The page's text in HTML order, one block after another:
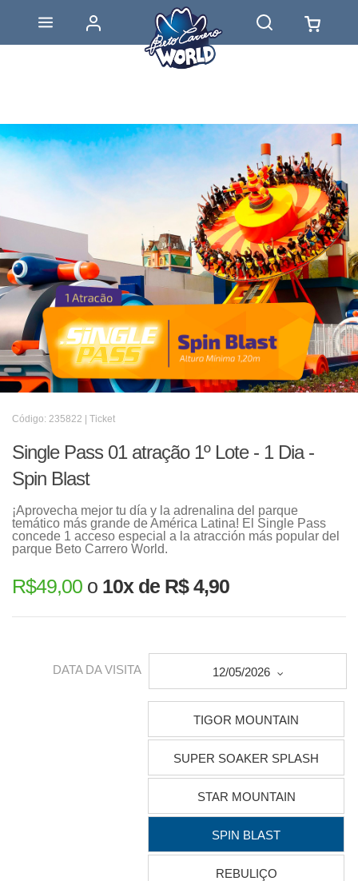
Código: 235822 | Ticket
Single Pass 01 atração 1º Lote - 1 Dia -
Spin Blast
¡Aprovecha mejor tu día y la adrenalina del parque
temático más grande de América Latina! El Single Pass
concede 1 acceso especial a la atracción más popular del
parque Beto Carrero World.
R$49,00 o 10x de R$ 4,90
DATA DA VISITA 12/05/2026
TIGOR MOUNTAIN
SUPER SOAKER SPLASH
STAR MOUNTAIN
SPIN BLAST
REBULIÇO